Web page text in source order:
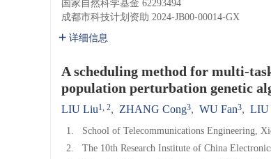
国家自然科学基金 62293494
成都市科技计划资助 2024-JB00-00014-GX
详细信息
A scheduling method for multi-
population perturbation genetic
LIU Liu1, 2, ZHANG Cong3, WU Fan3, LIU
1.
School of Telecommunications Engineering,
2.
The 10th Research Institute of China